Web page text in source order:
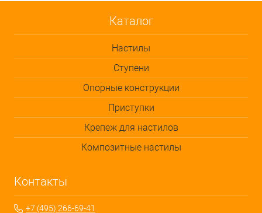
Каталог
Настилы
Ступени
Опорные конструкции
Приступки
Крепеж для настилов
Композитные настилы
Контакты
+7 (495) 266-69-41